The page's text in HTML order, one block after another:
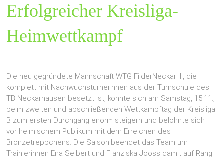
Erfolgreicher Kreisliga-
Heimwettkampf
Die neu gegründete Mannschaft WTG FilderNeckar III, die
komplett mit Nachwuchsturnerinnen aus der Turnschule des
TB Neckarhausen besetzt ist, konnte sich am Samstag, 15.11.,
beim zweiten und abschließenden Wettkampftag der Kreisliga
B zum ersten Durchgang enorm steigern und belohnte sich
vor heimischem Publikum mit dem Erreichen des
Bronzetreppchens. Die Saison beendet das Team um
Trainierinnen Ena Seibert und Franziska Jooss damit auf Rang